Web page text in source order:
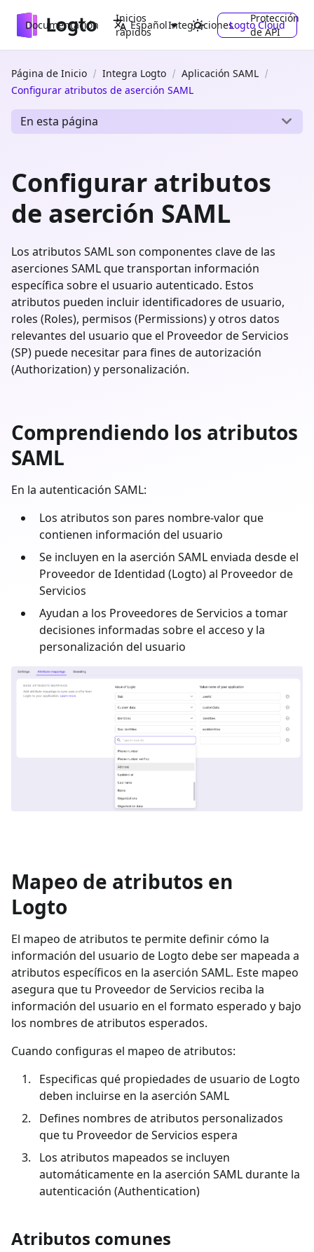
Documentación
Inicios
rápidos
Integraciones
Protección
de API
Español Logto Cloud
Página de Inicio Integra Logto
Aplicación SAML
Configurar atributos de aserción SAML
En esta página
Configurar atributos
de aserción SAML
Los atributos SAML son componentes clave de las
aserciones SAML que transportan información
específica sobre el usuario autenticado. Estos
atributos pueden incluir identificadores de usuario,
roles (Roles), permisos (Permissions) y otros datos
relevantes del usuario que el Proveedor de Servicios
(SP) puede necesitar para fines de autorización
(Authorization) y personalización.
Comprendiendo los atributos
SAML
En la autenticación SAML:
Los atributos son pares nombre-valor que
contienen información del usuario
Se incluyen en la aserción SAML enviada desde el
Proveedor de Identidad (Logto) al Proveedor de
Servicios
Ayudan a los Proveedores de Servicios a tomar
decisiones informadas sobre el acceso y la
personalización del usuario
Mapeo de atributos en
Logto
El mapeo de atributos te permite definir cómo la
información del usuario de Logto debe ser mapeada a
atributos específicos en la aserción SAML. Este mapeo
asegura que tu Proveedor de Servicios reciba la
información del usuario en el formato esperado y bajo
los nombres de atributos esperados.
Cuando configuras el mapeo de atributos:
Especificas qué propiedades de usuario de Logto
deben incluirse en la aserción SAML
Defines nombres de atributos personalizados
que tu Proveedor de Servicios espera
Los atributos mapeados se incluyen
automáticamente en la aserción SAML durante la
autenticación (Authentication)
Atributos comunes